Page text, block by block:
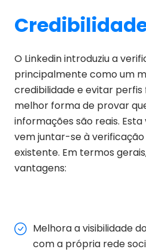
O Linkedin introduziu a
principalmente como um
credibilidade e evitar perfis
melhor forma de provar
informações são reais.
vem juntar-se à
existente. Em termos
vantagens:
Melhora a visibilidade
com a própria rede